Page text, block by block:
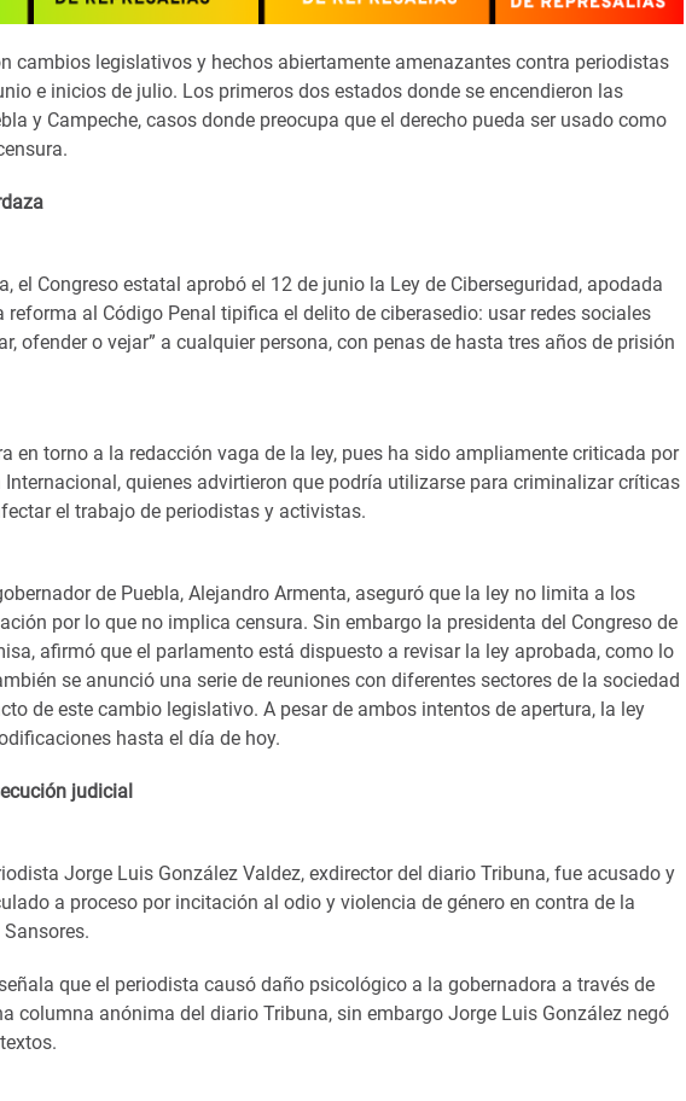
cambios legislativos y hechos abiertamente amenazantes contra periodistas
e inicios de julio. Los primeros dos estados donde se encendieron las
y Campeche, casos donde preocupa que el derecho pueda ser usado como
el Congreso estatal aprobó el 12 de junio la Ley de Ciberseguridad, apodada
reforma al Código Penal tipifica el delito de ciberasedio: usar redes sociales
ofender o vejar” a cualquier persona, con penas de hasta tres años de prisión
en torno a la redacción vaga de la ley, pues ha sido ampliamente criticada por
Internacional, quienes advirtieron que podría utilizarse para criminalizar críticas
el trabajo de periodistas y activistas.
de Puebla, Alejandro Armenta, aseguró que la ley no limita a los
por lo que no implica censura. Sin embargo la presidenta del Congreso de
afirmó que el parlamento está dispuesto a revisar la ley aprobada, como lo
se anunció una serie de reuniones con diferentes sectores de la sociedad
de este cambio legislativo. A pesar de ambos intentos de apertura, la ley
hasta el día de hoy.
judicial
Jorge Luis González Valdez, exdirector del diario Tribuna, fue acusado y
a proceso por incitación al odio y violencia de género en contra de la
que el periodista causó daño psicológico a la gobernadora a través de
columna anónima del diario Tribuna, sin embargo Jorge Luis González negó